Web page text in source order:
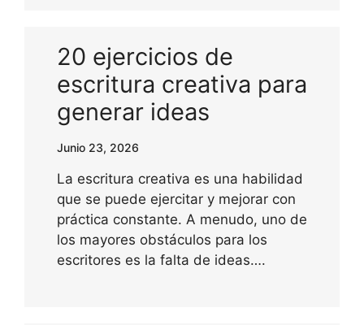
20 ejercicios de
escritura creativa para
generar ideas
Junio 23, 2026
La escritura creativa es una habilidad
que se puede ejercitar y mejorar con
práctica constante. A menudo, uno de
los mayores obstáculos para los
escritores es la falta de ideas….